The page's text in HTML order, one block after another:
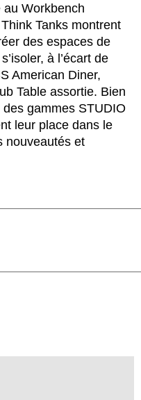
Workbench
Tanks montrent
des espaces de
à l’écart de
American Diner,
Table assortie. Bien
gammes STUDIO
leur place dans le
nouveautés et